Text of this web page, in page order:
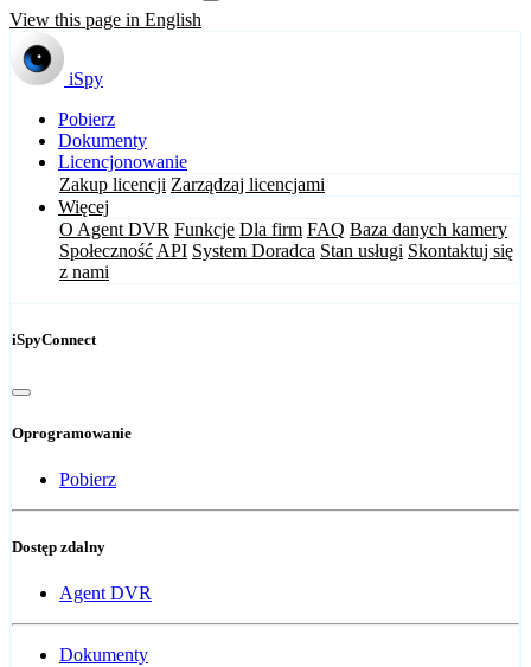
View this page in English
iSpy
Pobierz
Dokumenty
Licencjonowanie
Zakup licencji Zarządzaj licencjami
Więcej
O Agent DVR Funkcje Dla firm FAQ Baza danych kamery
Społeczność API System Doradca Stan usługi Skontaktuj się
z nami
iSpyConnect
Oprogramowanie
Pobierz
Dostęp zdalny
Agent DVR
Dokumenty